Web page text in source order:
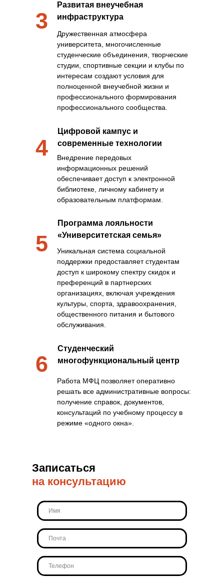
3
Развитая внеучебная
инфраструктура
Дружественная атмосфера
университета, многочисленные
студенческие объединения, творческие
студии, спортивные секции и клубы по
интересам создают условия для
полноценной внеучебной жизни и
профессионального формирования
профессионального сообщества.
4
Цифровой кампус и
современные технологии
Внедрение передовых
информационных решений
обеспечивает доступ к электронной
библиотеке, личному кабинету и
образовательным платформам.
5
Программа лояльности
«Университетская семья»
Уникальная система социальной
поддержки предоставляет студентам
доступ к широкому спектру скидок и
преференций в партнерских
организациях, включая учреждения
культуры, спорта, здравоохранения,
общественного питания и бытового
обслуживания.
6
Студенческий
многофункциональный центр
Работа МФЦ позволяет оперативно
решать все административные вопросы:
получение справок, документов,
консультаций по учебному процессу в
режиме «одного окна».
Записаться
на консультацию